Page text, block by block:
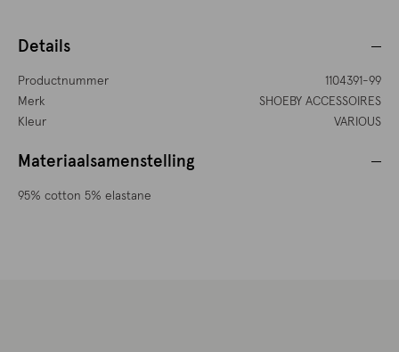
Details
Productnummer
1104391-99
Merk
SHOEBY ACCESSOIRES
Kleur
VARIOUS
Materiaalsamenstelling
95% cotton 5% elastane